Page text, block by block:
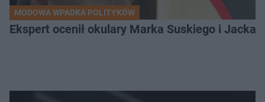
MODOWA WPADKA POLITYKÓW
Ekspert ocenił okulary Marka Suskiego i